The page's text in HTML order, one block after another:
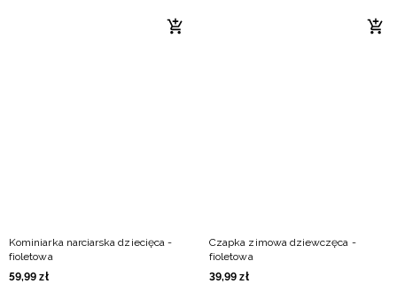
Kominiarka narciarska dziecięca -
fioletowa
59,99 zł
Czapka zimowa dziewczęca -
fioletowa
39,99 zł